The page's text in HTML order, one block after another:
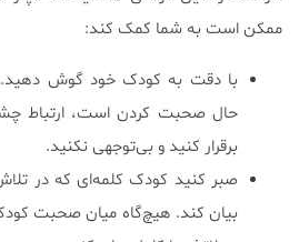
ممکن است به شما کمک کند:
با دقت به کودک خود گوش
حال صحبت کردن است، ارتباط
برقرار کنید و بی‌توجهی نکنید.
صبر کنید کودک کلمه‌ای که در
بیان کند. هیچ‌گاه میان صحبت کودک